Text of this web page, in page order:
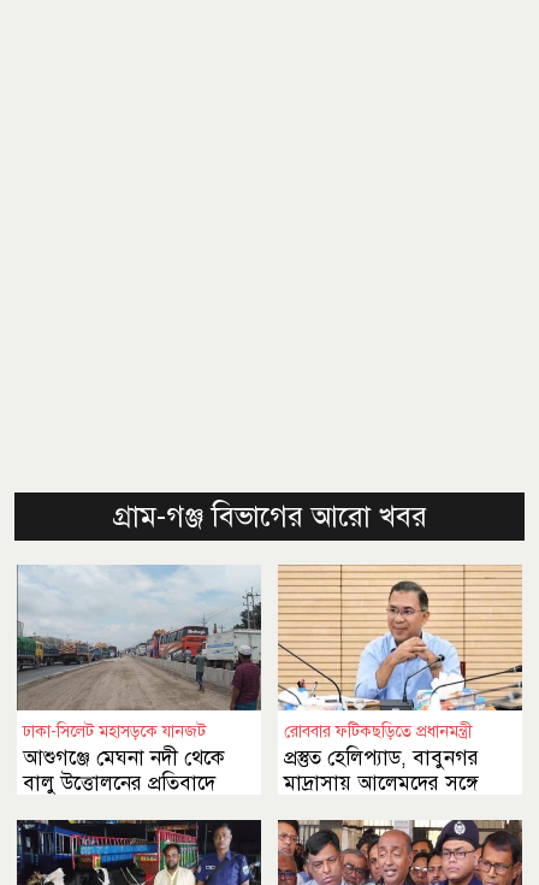
গ্রাম-গঞ্জ বিভাগের আরো খবর
ঢাকা-সিলেট মহাসড়কে যানজট
আশুগঞ্জে মেঘনা নদী থেকে
বালু উত্তোলনের প্রতিবাদে
রোববার ফটিকছড়িতে প্রধানমন্ত্রী
প্রস্তুত হেলিপ্যাড, বাবুনগর
মাদ্রাসায় আলেমদের সঙ্গে